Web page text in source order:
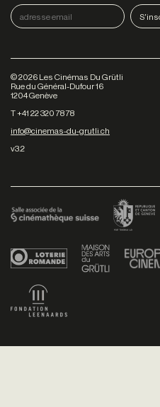
©2026 Les Cinémas Du Grütli
Rue du Général-Dufour 16
1204 Genève
T +41 22 320 78 78
info@cinemas-du-grutli.ch
v3.2